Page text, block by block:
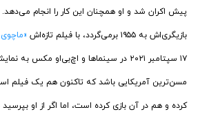
پیش اکران شد و او همچنان این کار را انجام
بازیگری‌اش به ۱۹۵۵ برمی‌گردد، با فیلم تازه‌اش
مسن‌ترین آمریکایی باشد که تاکنون هم یک فیلم
کرده و هم در آن بازی کرده است، اما اگر از او